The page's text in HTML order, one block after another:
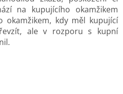
na kupujícího okamžikem
okamžikem, kdy měl kupující
ale v rozporu s kupní